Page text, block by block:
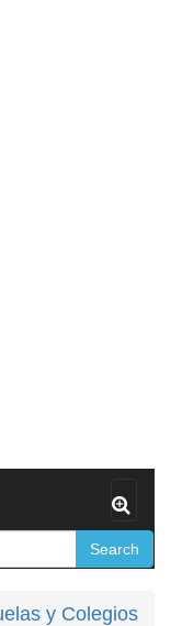
Search
y Colegios